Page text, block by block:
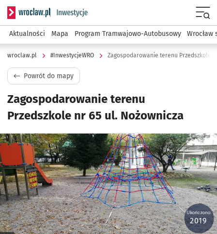
Serwis informacyjny wroclaw.pl podserwis:
Aktualności Mapa Program Tramwajowo-Autobusowy Wrocław
wroclaw.pl #InwestycjeWRO Zagospodarowanie terenu Przedszkole
Powrót do mapy
Zagospodarowanie terenu
Przedszkole nr 65 ul. Nożownicza
Kliknij, aby powiększyć
Ukończono:
2019